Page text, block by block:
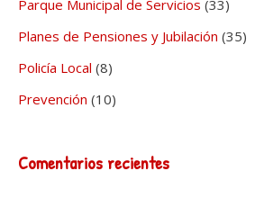
Parque Municipal de Servicios (33)
Planes de Pensiones y Jubilación (35)
Policía Local (8)
Prevención (10)
Comentarios recientes